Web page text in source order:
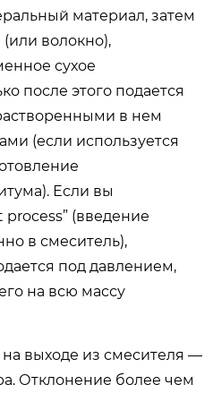
материал, затем
(или волокно),
сухое
после этого подается
в нем
(если используется
Если вы
process” (введение
в смеситель),
под давлением,
на всю массу
выходе из смесителя —
Отклонение более чем